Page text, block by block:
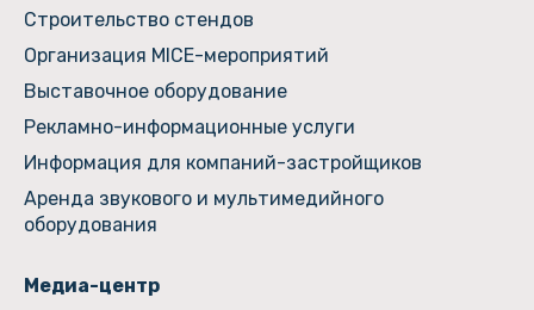
Строительство стендов
Организация MICE-мероприятий
Выставочное оборудование
Рекламно-информационные услуги
Информация для компаний-застройщиков
Аренда звукового и мультимедийного
оборудования
Медиа-центр